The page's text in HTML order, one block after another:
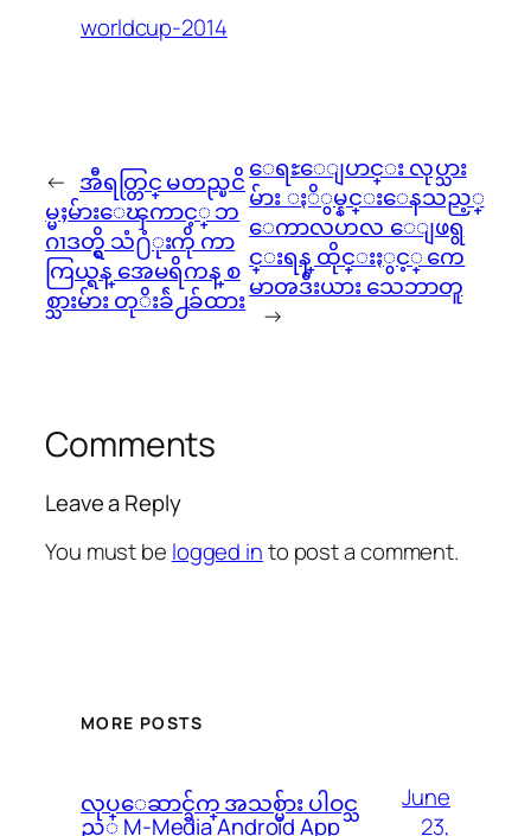
worldcup-2014
← အီရတ္တြင္ မတည္ၿငိ
မ္မႈမ်ားေၾကာင့္ ဘ
ဂၢဒတ္ရွိ သံ႐ံုးကို ကာ
ကြယ္ရန္ အေမရိကန္ စ
စ္သားမ်ား တုိးခ်ဲ႕ခ်ထား
ေရႊေျပာင္း လုပ္သား
မ်ား ႏိွမ္နင္းေနသည့္
ေကာလဟလ ေျဖရွ
င္းရန္ ထိုင္းႏွင့္ ကေ
မာၻဒီးယား သေဘာတူ
→
Comments
Leave a Reply
You must be logged into post a comment.
MORE POSTS
လုပ္ေဆာင္ခ်က္ အသစ္မ်ား ပါဝင္သ
ည့္ M-Media Android App
June
23,